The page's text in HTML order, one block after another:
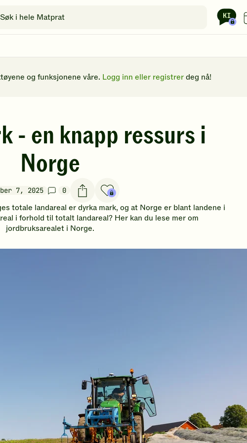
etter
og funksjonene våre. Logg inn eller registrer deg nå!
- en knapp ressurs i
Norge
7, 2025 0
totale landareal er dyrka mark, og at Norge er blant landene i
i forhold til totalt landareal? Her kan du lese mer om
jordbruksarealet i Norge.